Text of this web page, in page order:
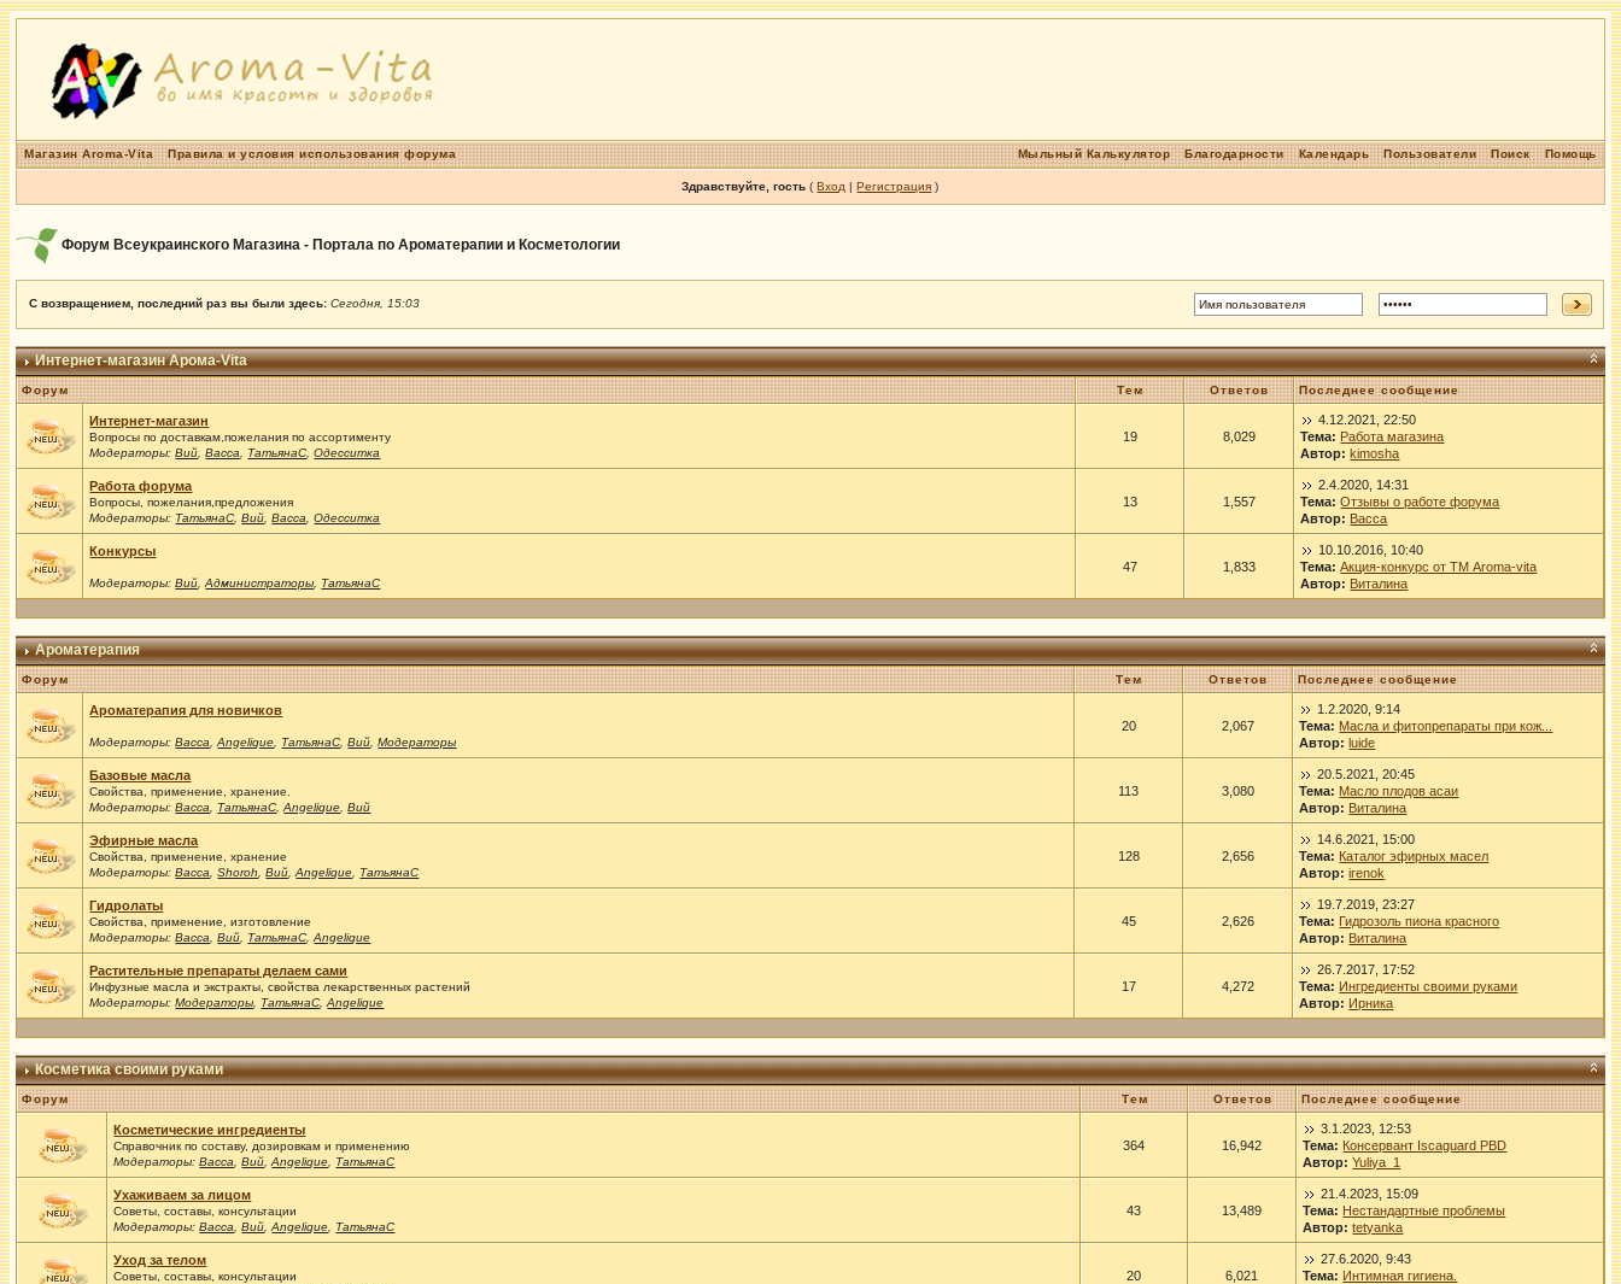
Магазин Aroma-Vita Правила и условия использования форума Помощь
Поиск
Пользователи
Календарь
Благодарности
Мыльный Калькулятор
Здравствуйте, гость (Вход |Регистрация )
Форум Всеукраинского Магазина - Портала по Ароматерапии и Косметологии
С возвращением, последний раз вы были здесь:Сегодня, 15:03
Интернет-магазин Арома-Vita
Форум Тем Ответов Последнее сообщение
Интернет-магазин
Вопросы по доставкам,пожелания по ассортименту
Модераторы:Вий ,Васса ТатьянаС ,Одесситка
19 8,029
4.12.2021, 22:50
Тема: Работа магазина
Автор: kimosha
Работа форума
Вопросы, пожелания,предложения
Модераторы: ТатьянаС ,Вий ,Васса ,Одесситка
13 1,557
2.4.2020, 14:31
Тема: Отзывы о работе форума
Автор: Васса
Конкурсы
Модераторы:Вий ,Администраторы ТатьянаС
47 1,833
10.10.2016, 10:40
Тема: Акция-конкурс от ТМ Aroma-vita
Автор: Виталина
Ароматерапия
Форум Тем Ответов Последнее сообщение
Ароматерапия для новичков
Модераторы:Васса ,Angelique ТатьянаС ,Вий ,Модераторы
20 2,067
1.2.2020, 9:14
Тема: Масла и фитопрепараты при кож...
Автор: luide
Базовые масла
Свойства, применение, хранение.
Модераторы:Васса ТатьянаС ,Angelique ,Вий
113 3,080
20.5.2021, 20:45
Тема: Масло плодов асаи
Автор: Виталина
Эфирные масла
Свойства, применение, хранение
Модераторы:Васса ,Shoroh ,Вий ,Angelique ТатьянаС
128 2,656
14.6.2021, 15:00
Тема: Каталог эфирных масел
Автор: irenok
Гидролаты
Свойства, применение, изготовление
Модераторы:Васса ,Вий ТатьянаС ,Angelique
45 2,626
19.7.2019, 23:27
Тема: Гидрозоль пиона красного
Автор: Виталина
Растительные препараты делаем сами
Инфузные масла и экстракты, свойства лекарственных растений
Модераторы:Модераторы ТатьянаС ,Angelique
17 4,272
26.7.2017, 17:52
Тема: Ингредиенты своими руками
Автор: Ирника
Косметика своими руками
Форум Тем Ответов Последнее сообщение
Косметические ингредиенты
Справочник по составу, дозировкам и применению
Модераторы:Васса ,Вий ,Angelique ТатьянаС
364 16,942
3.1.2023, 12:53
Тема: Консервант Iscaguard PBD
Автор: Yuliya_1
Ухаживаем за лицом
Советы, составы, консультации
Модераторы:Васса ,Вий ,Angelique ТатьянаС
43 13,489
21.4.2023, 15:09
Тема: Нестандартные проблемы
Автор: tetyanka
Уход за телом
Советы, составы, консультации
20 6,021
27.6.2020, 9:43
Тема: Интимная гигиена.